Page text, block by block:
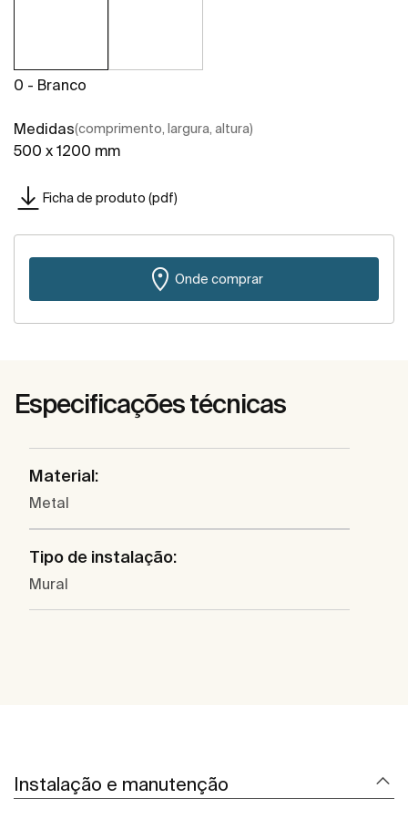
0 - Branco
Medidas(comprimento, largura, altura)
500 x 1200 mm
Ficha de produto (pdf)
Onde comprar
Especificações técnicas
Material:
Metal
Tipo de instalação:
Mural
Instalação e manutenção